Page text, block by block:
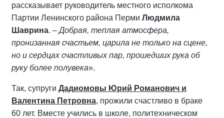
рассказывает руководитель местного исполкома
Партии Ленинского района Перми Людмила
Шаврина. –Добрая, теплая атмосфера,
пронизанная счастьем, царила не только на сцене,
но и сердцах счастливых пар, прошедших рука об
руку более полувека».
Так, супруги Дадиомовы Юрий Романович и
Валентина Петровна, прожили счастливо в браке
60 лет. Вместе учились в школе, политехническом